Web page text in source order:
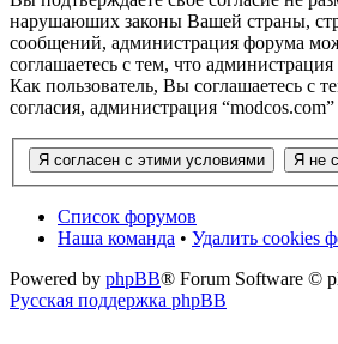
нарушаюших законы Вашей страны,
сообщений, администрация форума
соглашаетесь с тем, что
Как пользователь, Вы соглашаетесь с
согласия, администрация
Список форумов
Наша команда • Удалить cookies
Powered by phpBB® Forum Software ©
Русская поддержка phpBB